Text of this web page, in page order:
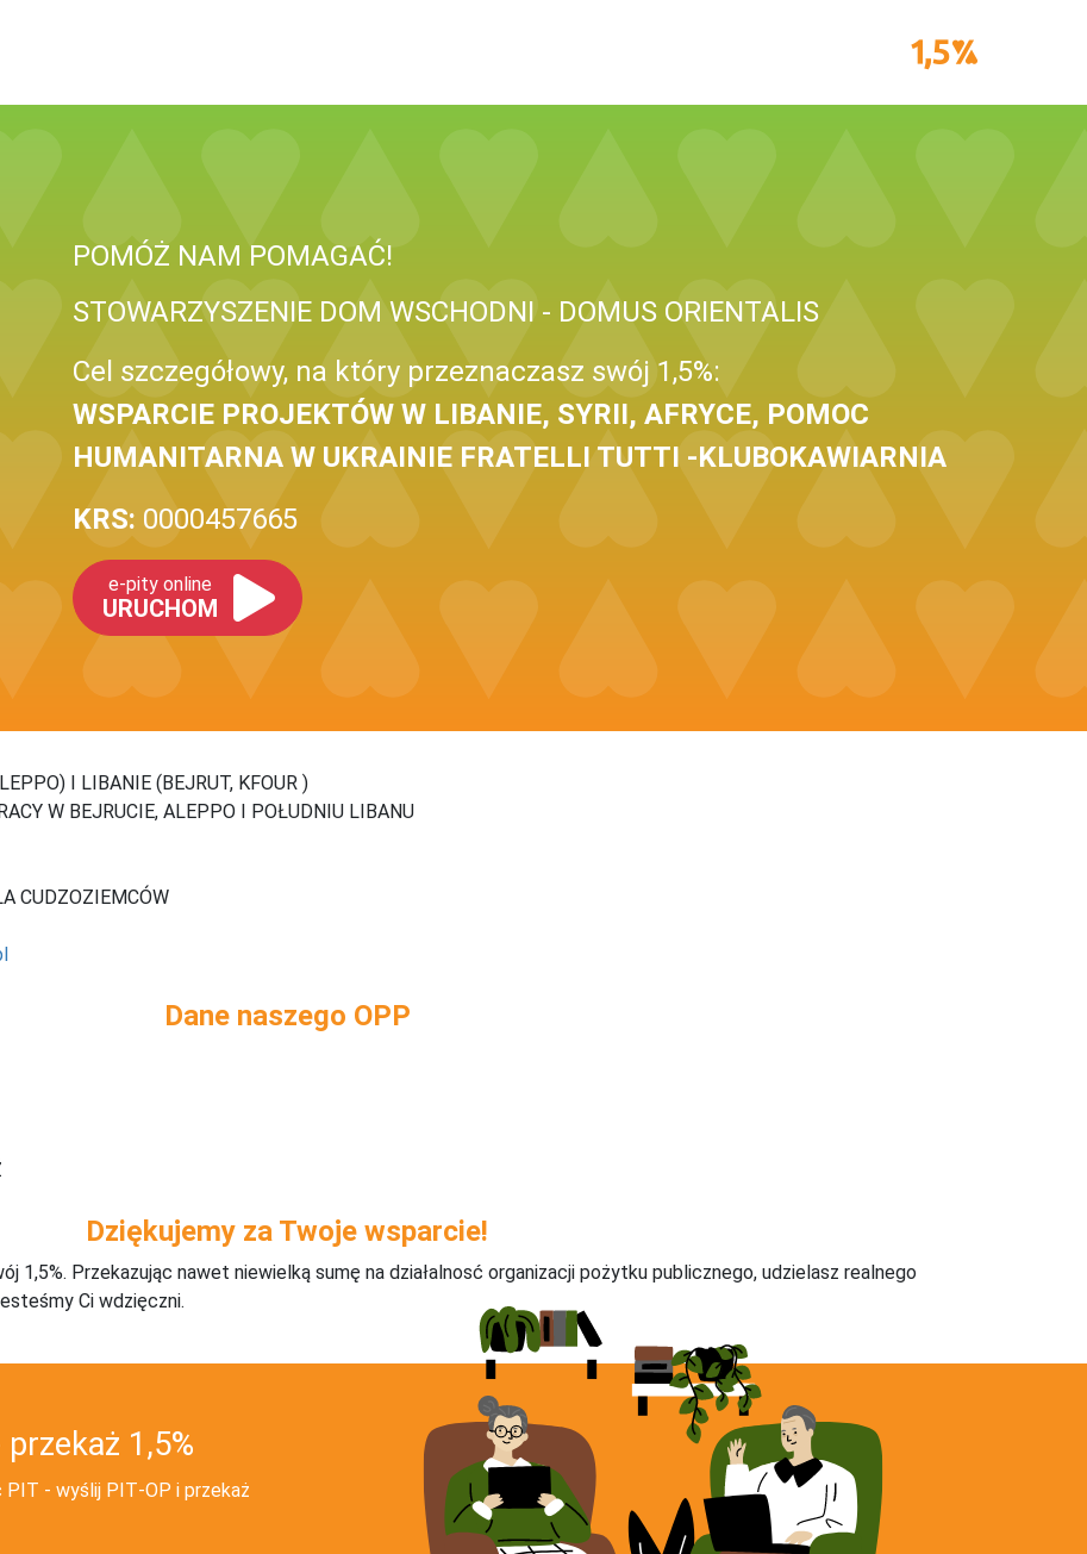
POMÓŻ NAM POMAGAĆ!
STOWARZYSZENIE DOM WSCHODNI - DOMUS ORIENTALIS
Cel szczegółowy, na który przeznaczasz swój 1,5%:
WSPARCIE PROJEKTÓW W LIBANIE, SYRII, AFRYCE, POMOC
HUMANITARNA W UKRAINIE FRATELLI TUTTI -KLUBOKAWIARNIA
KRS: 0000457665
e-pity online
URUCHOM
I LIBANIE (BEJRUT, KFOUR )
W BEJRUCIE, ALEPPO I POŁUDNIU LIBANU
CUDZOZIEMCÓW
Dane naszego OPP
Dziękujemy za Twoje wsparcie!
1,5%. Przekazując nawet niewielką sumę na działalnosć organizacji pożytku publicznego, udzielasz realnego
Ci wdzięczni.
1,5%
- wyślij PIT‑OP i przekaż